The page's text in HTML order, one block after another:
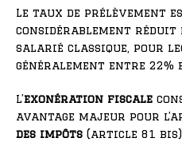
Le taux de prélèvement
considérablement
salarié classique, pour
généralement entre 22%
L’exonération fiscale
avantage majeur pour
des impôts (article 81